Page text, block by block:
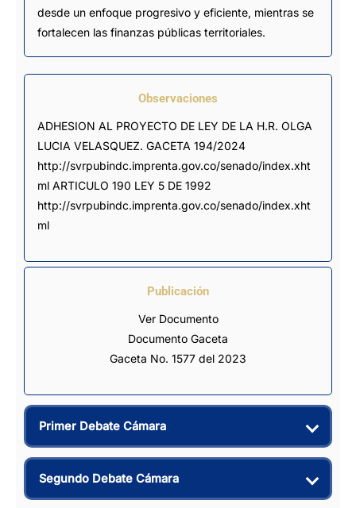
desde un enfoque progresivo y eficiente, mientras se
fortalecen las finanzas públicas territoriales.
Observaciones
ADHESION AL PROYECTO DE LEY DE LA H.R. OLGA
LUCIA VELASQUEZ. GACETA 194/2024
http://svrpubindc.imprenta.gov.co/senado/index.xht
ml ARTICULO 190 LEY 5 DE 1992
http://svrpubindc.imprenta.gov.co/senado/index.xht
ml
Publicación
Ver Documento
Documento Gaceta
Gaceta No. 1577 del 2023
Primer Debate Cámara
Segundo Debate Cámara